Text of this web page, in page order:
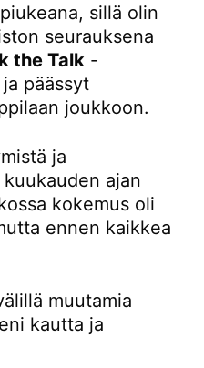
sillä olin
seurauksena
the Talk -
päässyt
joukkoon.
ja
ajan
kokemus oli
ennen kaikkea
muutamia
kautta ja